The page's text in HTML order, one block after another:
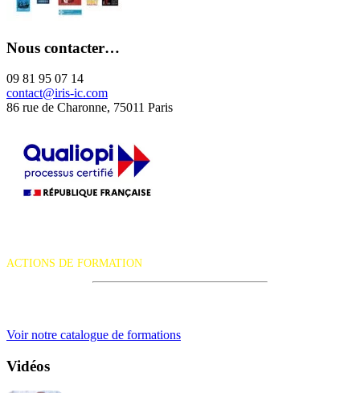
Nous contacter…
09 81 95 07 14
contact@iris-ic.com
86 rue de Charonne, 75011 Paris
ACTIONS DE FORMATION
Voir notre catalogue de formations
Vidéos